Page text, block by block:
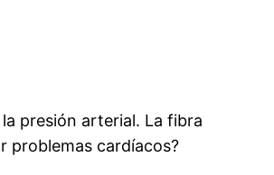
presión arterial. La fibra
problemas cardíacos?